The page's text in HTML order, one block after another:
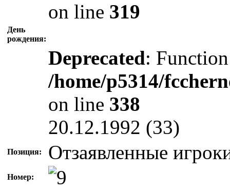
День
рождения:
on line 319
Deprecated:
/home/p5314/
on line 338
20.12.1992 (33)
Позиция: Отзаявленные
Номер: